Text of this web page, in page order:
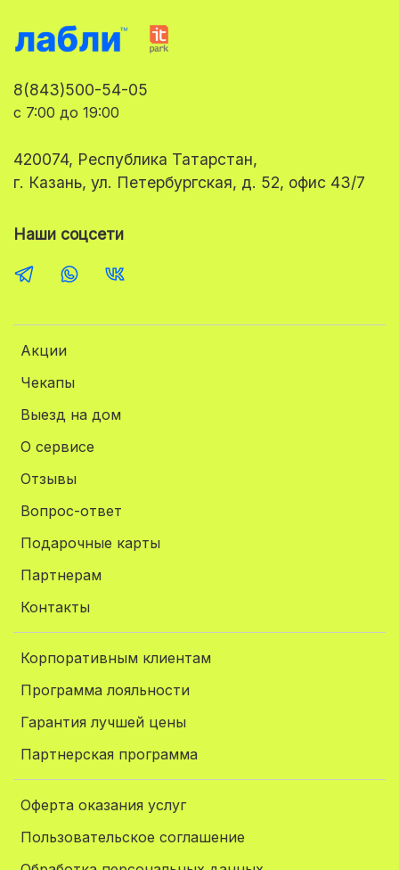
Акции
Чекапы
Выезд на дом
О сервисе
Отзывы
Вопрос-ответ
Подарочные карты
Партнерам
Контакты
Корпоративным клиентам
Программа лояльности
Гарантия лучшей цены
Партнерская программа
Оферта оказания услуг
Пользовательское соглашение
8(843)500-54-05
с 7:00 до 19:00
420074, Республика Татарстан,
г. Казань, ул. Петербургская, д. 52, офис 43/7
Наши соцсети